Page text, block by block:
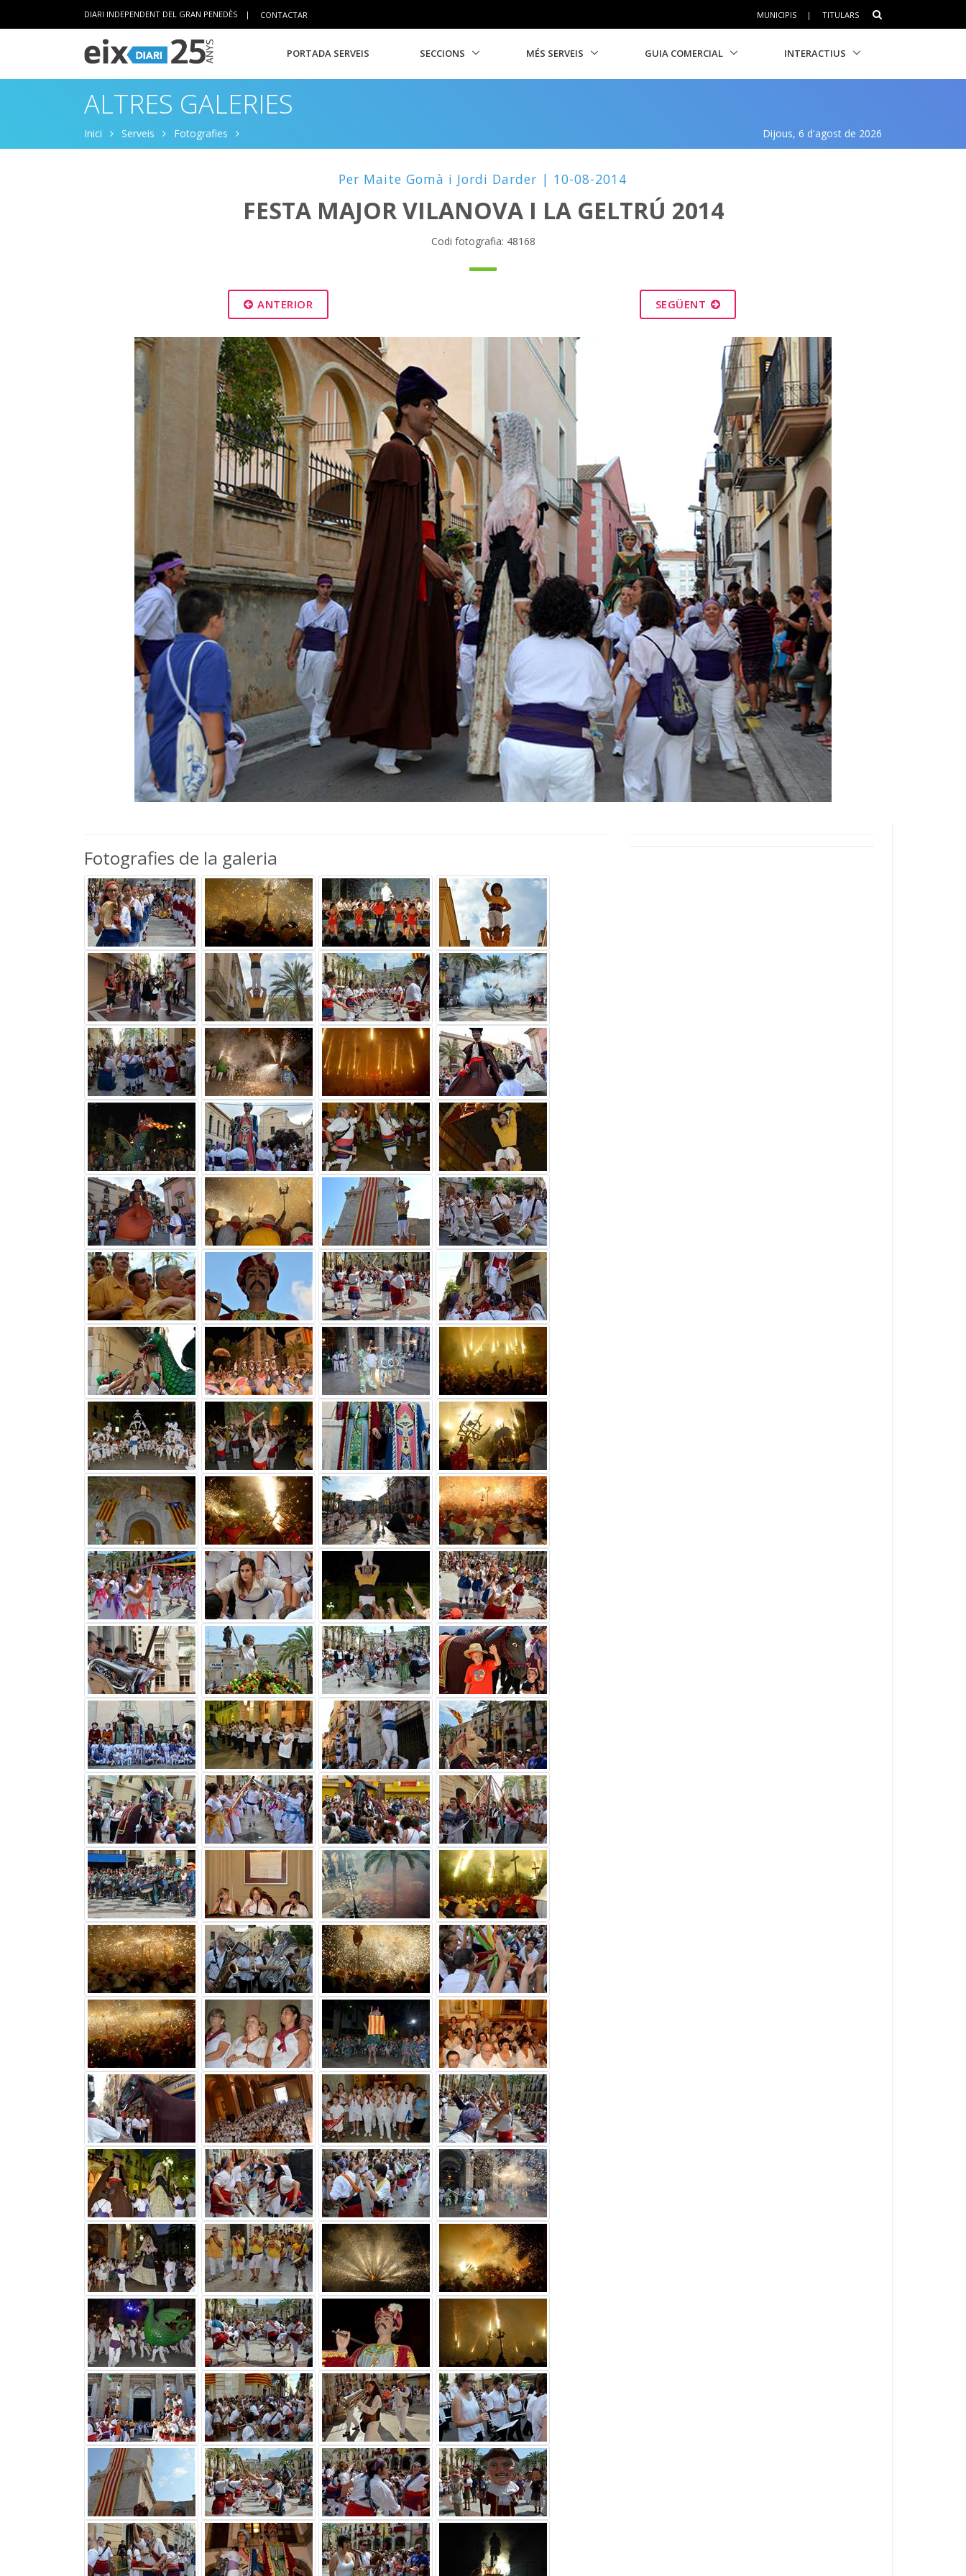
DIARI INDEPENDENT DEL GRAN PENEDÈS | CONTACTAR MUNICIPIS | TITULARS
PORTADA SERVEIS SECCIONS MÉS SERVEIS GUIA COMERCIAL INTERACTIUS
ALTRES GALERIES
Inici Serveis Fotografies Dijous, 6 d'agost de 2026
Per Maite Gomà i Jordi Darder | 10-08-2014
FESTA MAJOR VILANOVA I LA GELTRÚ 2014
Codi fotografia: 48168
ANTERIOR SEGÜENT
Fotografies de la galeria